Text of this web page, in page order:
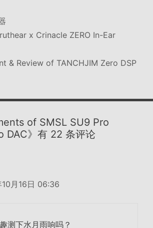
x Crinacle ZERO In-Ear
& Review of TANCHJIM Zero DSP
of SMSL SU9 Pro
DAC》有 22 条评论
月16日 06:36
测下水月雨响吗？